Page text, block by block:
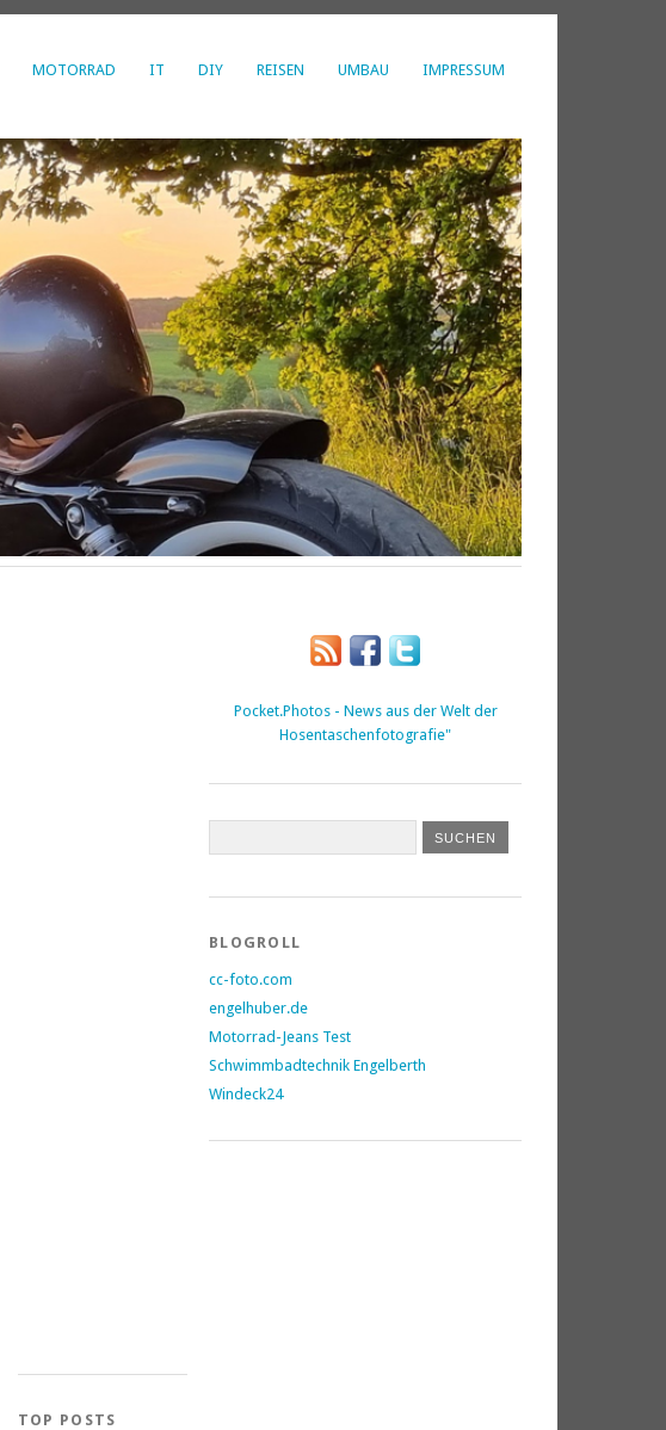
MOTORRAD IT DIY REISEN UMBAU IMPRESSUM
TOP POSTS
Pocket.Photos - News aus der Welt der
Hosentaschenfotografie"
BLOGROLL
cc-foto.com
engelhuber.de
Motorrad-Jeans Test
Schwimmbadtechnik Engelberth
Windeck24